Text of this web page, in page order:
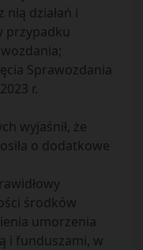
działań i
przypadku
Sprawozdania
r.
wyjaśnił, że
o dodatkowe
środków
umorzenia
i funduszami, w